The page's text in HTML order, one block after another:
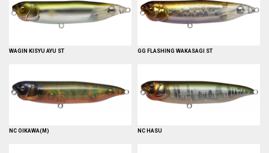
WAGIN KISYU AYU ST GG FLASHING WAKASAGI ST
NC OIKAWA(M) NC HASU